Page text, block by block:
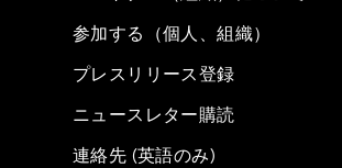
参加する（個人、組織）
プレスリリース登録
ニュースレター購読
連絡先 (英語のみ)